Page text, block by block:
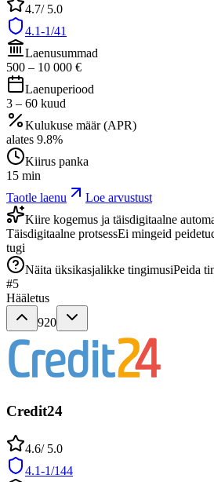
4.7/ 5.0
4.1-1/41
Laenusummad
500 – 10 000 €
Laenuperiood
3 – 60 kuud
Kulukuse määr (APR)
alates 9.8%
Kiirus panka
15 min
Taotle laenu
Loe arvustust
Kiire kogemus ja täisdigitaalne
Täisdigitaalne protsessEi mingeid
tugi
Näita üksikasjalikke tingimusiPeida
#5
Hääletus
920
Credit24
4.6/ 5.0
4.1-1/144